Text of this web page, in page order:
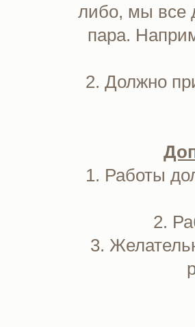
либо, мы все
пара.
2. Должно
1. Работы
2.
3.